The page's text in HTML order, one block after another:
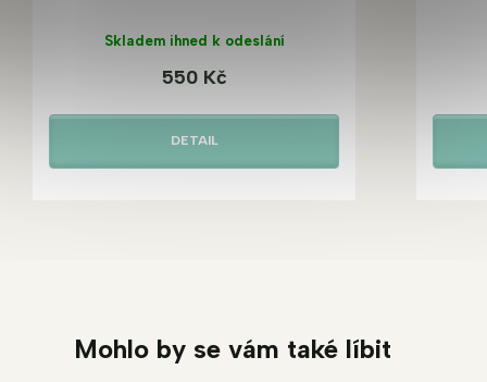
Skladem ihned k odeslání
550 Kč
DETAIL
Mohlo by se vám také líbit